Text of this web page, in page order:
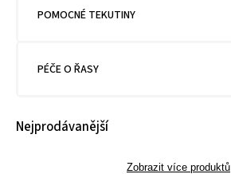
POMOCNÉ TEKUTINY
PÉČE O ŘASY
Nejprodávanější
Zobrazit více produktů